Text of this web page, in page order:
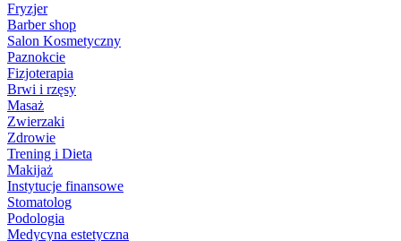
Fryzjer
Barber shop
Salon Kosmetyczny
Paznokcie
Fizjoterapia
Brwi i rzęsy
Masaż
Zwierzaki
Zdrowie
Trening i Dieta
Makijaż
Instytucje finansowe
Stomatolog
Podologia
Medycyna estetyczna